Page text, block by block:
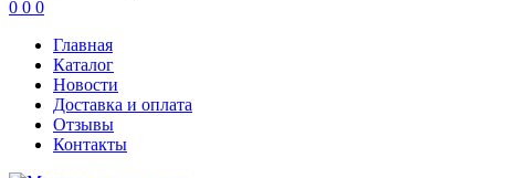
0 0 0
Главная
Каталог
Новости
Доставка и оплата
Отзывы
Контакты